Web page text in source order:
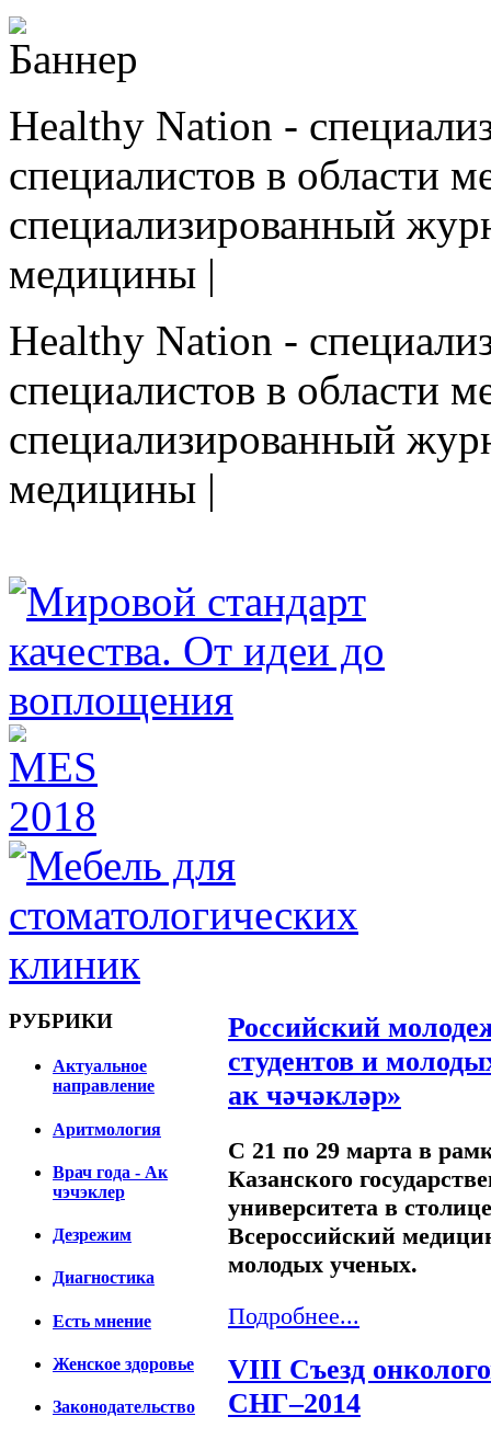
Healthy Nation -
специалистов в области
cпециализированный
медицины |
Healthy Nation -
специалистов в области
cпециализированный
медицины |
РУБРИКИ
Актуальное
направление
Аритмология
Врач года - Ак
чэчэклер
Дезрежим
Диагностика
Есть мнение
Женское здоровье
Законодательство
Российский
студентов и
ак чәчәкләр»
С 21 по 29 марта в
Казанского
университета в
Всероссийский
молодых ученых.
Подробнее...
VIII Съезд
СНГ–2014